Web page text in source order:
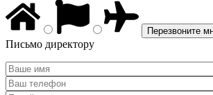
Письмо директору